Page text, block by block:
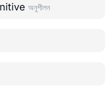
অনুশীলন